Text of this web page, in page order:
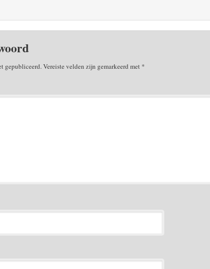
gepubliceerd.Vereiste velden zijn gemarkeerd met *